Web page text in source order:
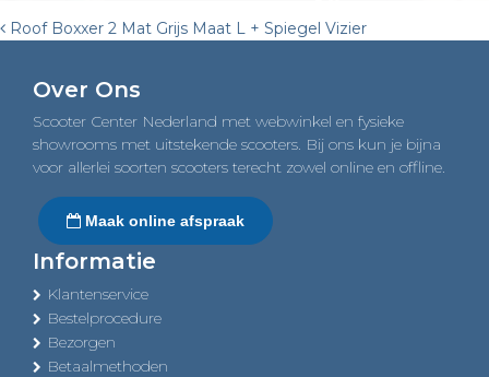
Post
navigation
Roof Boxxer 2 Mat Grijs Maat L + Spiegel Vizier
Over Ons
Scooter Center Nederland met webwinkel en fysieke
showrooms met uitstekende scooters. Bij ons kun je bijna
voor allerlei soorten scooters terecht zowel online en offline.
Maak online afspraak
Informatie
Klantenservice
Bestelprocedure
Bezorgen
Betaalmethoden